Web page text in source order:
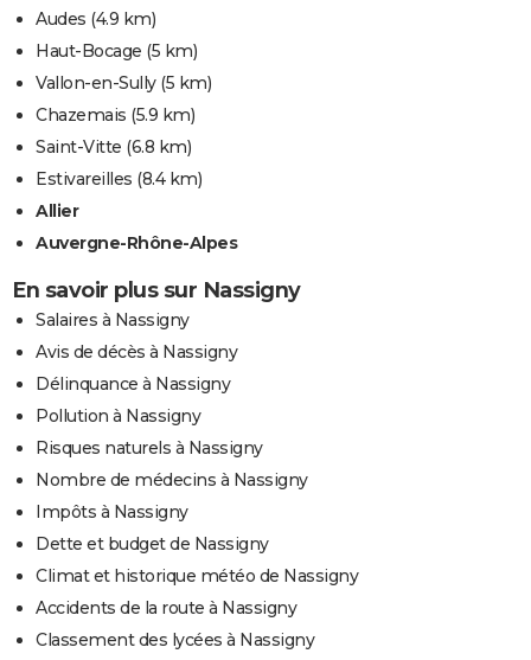
Audes (4.9 km)
Haut-Bocage (5 km)
Vallon-en-Sully(5 km)
Chazemais (5.9 km)
Saint-Vitte (6.8 km)
Estivareilles (8.4 km)
Allier
Auvergne-Rhône-Alpes
En savoir plus sur Nassigny
Salaires à Nassigny
Avis de décès à Nassigny
Délinquance à Nassigny
Pollution à Nassigny
Risques naturels à Nassigny
Nombre de médecins à Nassigny
Impôts à Nassigny
Dette et budget de Nassigny
Climat et historique météo de Nassigny
Accidents de la route à Nassigny
Classement des lycées à Nassigny